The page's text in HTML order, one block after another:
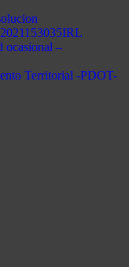
ocasional –
Territorial -PDOT-